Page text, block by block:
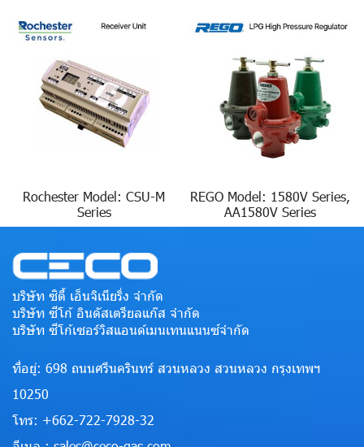
Rochester Model: CSU-M
Series
REGO Model: 1580V Series,
AA1580V Series
บริษัท ซิตี้ เอ็นจิเนียริ่ง จำกัด
บริษัท ซีโก้ อินดัสเตรียลแก๊ส จำกัด
บริษัท ซีโก้เซอร์วิสแอนด์เมนเทนแนนซ์จำกัด
ที่อยู่: 698 ถนนศรีนครินทร์ สวนหลวง สวนหลวง กรุงเทพฯ
10250
โทร: +662-722-7928-32